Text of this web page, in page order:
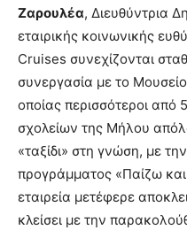
Ζαρουλέα, Διευθύντρια
εταιρικής κοινωνικής
Cruises συνεχίζονται
συνεργασία με το
οποίας περισσότεροι
σχολείων της Μήλου
«ταξίδι» στη γνώση, με
προγράμματος «Παίζω
εταιρεία μετέφερε
κλείσει με την